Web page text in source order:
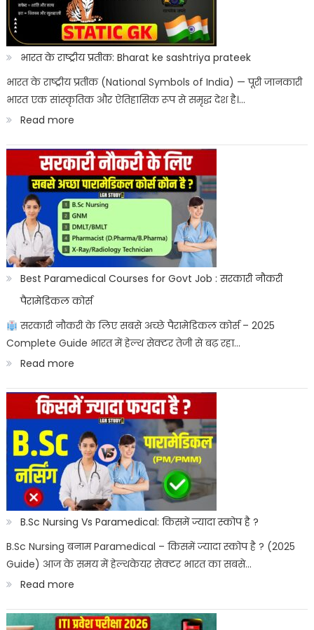
Kab
Aayega?
ITICAT
Result
भारत के राष्ट्रीय प्रतीक: Bharat ke sashtriya prateek
भारत के राष्ट्रीय प्रतीक (National Symbols of India) — पूरी जानकारी
भारत एक सांस्कृतिक और ऐतिहासिक रूप से समृद्ध देश है।…
Read more:
भारत
के
राष्ट्रीय
प्रतीक:
Bharat
ke
sashtriya
prateek
Best Paramedical Courses for Govt Job : सरकारी नौकरी
पैरामेडिकल कोर्स
सरकारी नौकरी के लिए सबसे अच्छे पैरामेडिकल कोर्स – 2025
Complete Guide भारत में हेल्थ सेक्टर तेजी से बढ़ रहा…
Read more:
Best
Paramedical
Courses
for
Govt
Job
:
सरकारी
नौकरी
पैरामेडिकल
कोर्स
B.Sc Nursing Vs Paramedical: किसमें ज्यादा स्कोप है ?
B.Sc Nursing बनाम Paramedical – किसमें ज्यादा स्कोप है ? (2025
Guide) आज के समय में हेल्थकेयर सेक्टर भारत का सबसे…
Read more:
B.Sc